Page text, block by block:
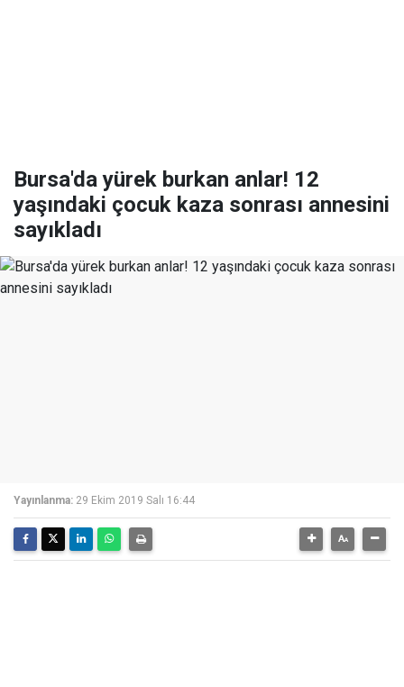
Bursa'da yürek burkan anlar! 12
yaşındaki çocuk kaza sonrası annesini
sayıkladı
Yayınlanma: 29 Ekim 2019 Salı 16:44